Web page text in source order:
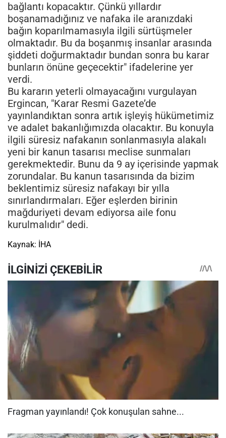
bağlantı kopacaktır. Çünkü yıllardır
boşanamadığınız ve nafaka ile aranızdaki
bağın koparılmamasıyla ilgili sürtüşmeler
olmaktadır. Bu da boşanmış insanlar arasında
şiddeti doğurmaktadır bundan sonra bu karar
bunların önüne geçecektir" ifadelerine yer
verdi.
Bu kararın yeterli olmayacağını vurgulayan
Ergincan, "Karar Resmi Gazete’de
yayınlandıktan sonra artık işleyiş hükümetimiz
ve adalet bakanlığımızda olacaktır. Bu konuyla
ilgili süresiz nafakanın sonlanmasıyla alakalı
yeni bir kanun tasarısı meclise sunmaları
gerekmektedir. Bunu da 9 ay içerisinde yapmak
zorundalar. Bu kanun tasarısında da bizim
beklentimiz süresiz nafakayı bir yılla
sınırlandırmaları. Eğer eşlerden birinin
mağduriyeti devam ediyorsa aile fonu
kurulmalıdır" dedi.
Kaynak: İHA